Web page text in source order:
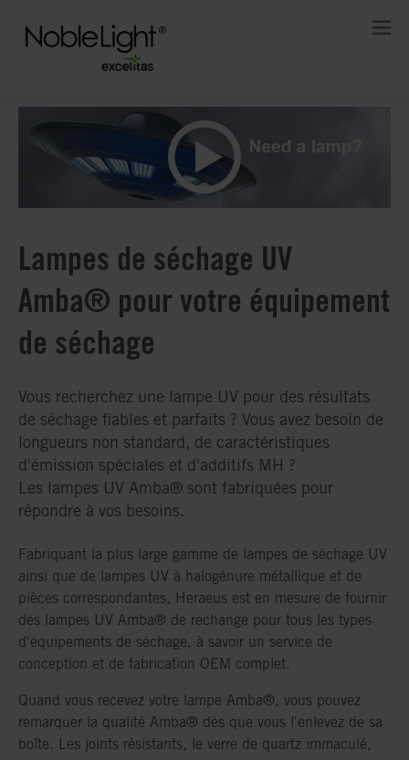
Lampes de séchage UV
Amba® pour votre équipement
de séchage
Vous recherchez une lampe UV pour des résultats
de séchage fiables et parfaits ? Vous avez besoin de
longueurs non standard, de caractéristiques
d'émission spéciales et d'additifs MH ?
Les lampes UV Amba® sont fabriquées pour
répondre à vos besoins.
Fabriquant la plus large gamme de lampes de séchage UV
ainsi que de lampes UV à halogénure métallique et de
pièces correspondantes, Heraeus est en mesure de fournir
des lampes UV Amba® de rechange pour tous les types
d'équipements de séchage, à savoir un service de
conception et de fabrication OEM complet.
Quand vous recevez votre lampe Amba®, vous pouvez
remarquer la qualité Amba® dès que vous l'enlevez de sa
boîte. Les joints résistants, le verre de quartz immaculé,